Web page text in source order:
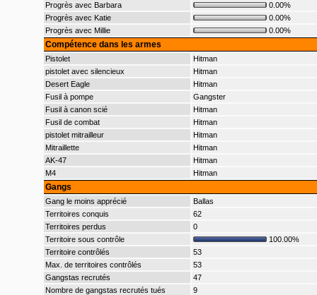
Progrès avec Barbara
0.00%
Progrès avec Katie
0.00%
Progrès avec Millie
0.00%
Compétence dans les armes
Pistolet
Hitman
pistolet avec silencieux
Hitman
Desert Eagle
Hitman
Fusil à pompe
Gangster
Fusil à canon scié
Hitman
Fusil de combat
Hitman
pistolet mitrailleur
Hitman
Mitraillette
Hitman
AK-47
Hitman
M4
Hitman
Gangs
Gang le moins apprécié
Ballas
Territoires conquis
62
Territoires perdus
0
Territoire sous contrôle
100.00%
Territoire contrôlés
53
Max. de territoires contrôlés
53
Gangstas recrutés
47
Nombre de gangstas recrutés tués
9